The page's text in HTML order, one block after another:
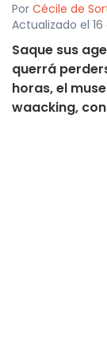
Por Cécile de
Actualizado el
Saque sus
querrá
horas, el
waacking,